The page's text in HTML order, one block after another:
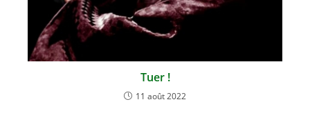
Tuer !
11 août 2022